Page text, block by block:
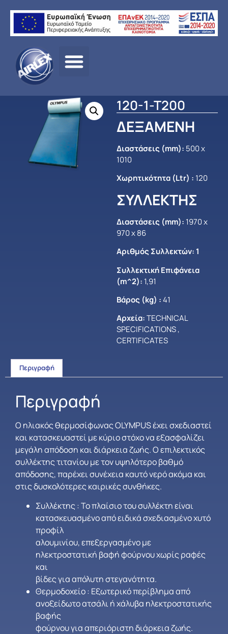
Αρχική σελίδα
BOILERS/
120-1-T200
ΔΕΞΑΜΕΝΗ
Διαστάσεις (mm): 500 x
1010
Χωρητικότητα (Ltr) : 120
ΣΥΛΛΕΚΤΗΣ
Διαστάσεις (mm): 1970 x
970 x 86
Αριθμός Συλλεκτών: 1
Συλλεκτική Επιφάνεια
(m^2): 1,91
Βάρος (kg) :41
Αρχεία:TECHNICAL
SPECIFICATIONS,
CERTIFICATES
Περιγραφή
Περιγραφή
Ο ηλιακός θερµοσίφωνας OLYMPUS έχει σχεδιαστεί
και κατασκευαστεί µε κύριο στόχο να εξασφαλίζει
µεγάλη απόδοση και διάρκεια ζωής. Ο επιλεκτικός
συλλέκτης τιτανίου µε τον υψηλότερο βαθµό
απόδοσης, παρέχει συνέχεια καυτό νερό ακόµα και
στις δυσκολότερες καιρικές συνθήκες.
Συλλέκτης : Το πλαίσιο του συλλέκτη είναι
κατασκευασµένο από ειδικά σχεδιασµένο χυτό
προφίλ
αλουµινίου, επεξεργασμένο µε
ηλεκτροστατική βαφή φούρνου χωρίς ραφές
και
βίδες για απόλυτη στεγανότητα.
Θερμοδοχείο : Εξωτερικό περίβληµα από
ανοξείδωτο ατσάλι ή χάλυβα ηλεκτροστατικής
βαφής
φούρνου για απεριόριστη διάρκεια ζωής.